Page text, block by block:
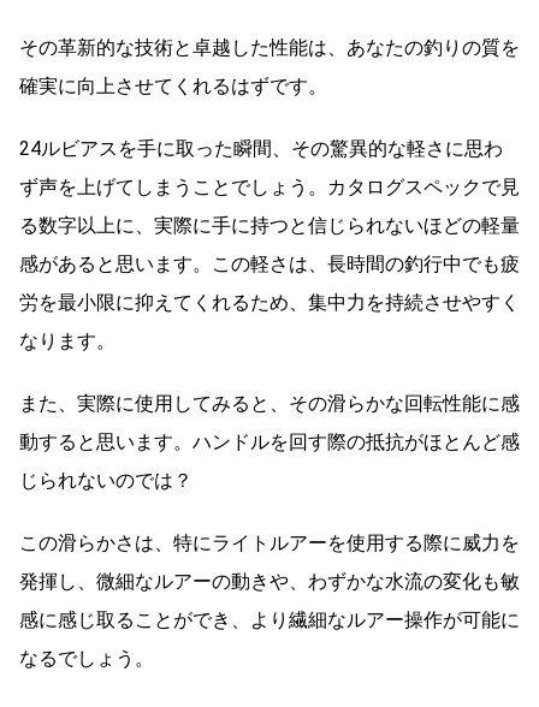
その革新的な技術と卓越した性能は、あなたの釣りの質を
確実に向上させてくれるはずです。
24ルビアスを手に取った瞬間、その驚異的な軽さに思わ
ず声を上げてしまうことでしょう。カタログスペックで見
る数字以上に、実際に手に持つと信じられないほどの軽量
感があると思います。この軽さは、長時間の釣行中でも疲
労を最小限に抑えてくれるため、集中力を持続させやすく
なります。
また、実際に使用してみると、その滑らかな回転性能に感
動すると思います。ハンドルを回す際の抵抗がほとんど感
じられないのでは？
この滑らかさは、特にライトルアーを使用する際に威力を
発揮し、微細なルアーの動きや、わずかな水流の変化も敏
感に感じ取ることができ、より繊細なルアー操作が可能に
なるでしょう。